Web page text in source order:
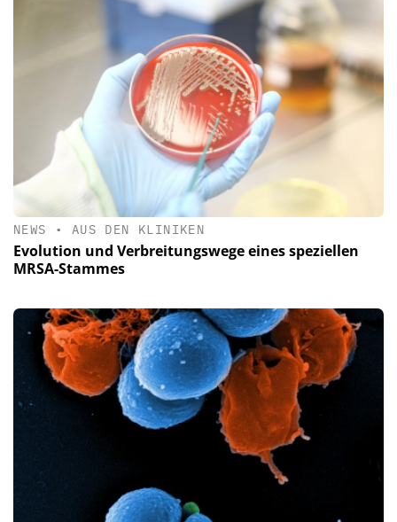
NEWS • AUS DEN KLINIKEN
Evolution und Verbreitungswege eines speziellen
MRSA-Stammes